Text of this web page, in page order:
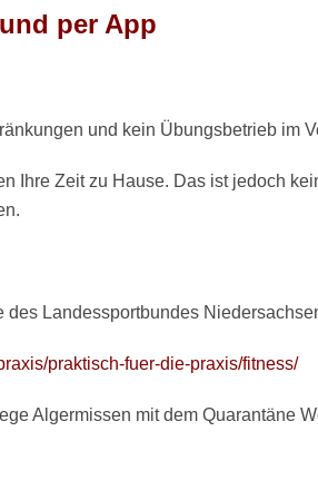
per App
und kein Übungsbetrieb im
Ihre Zeit zu Hause. Das ist jedoch
Landessportbundes
praktisch-fuer-die-praxis/fitness/
Algermissen mit dem Quarantäne